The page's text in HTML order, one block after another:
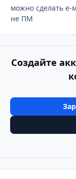
можно сделать е-
не ПМ
Создайте